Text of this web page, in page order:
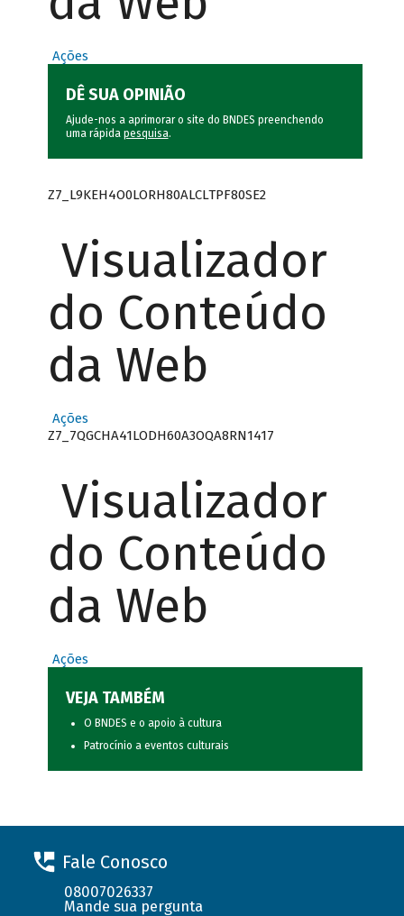
Ações
DÊ SUA OPINIÃO
Ajude-nos a aprimorar o site do BNDES preenchendo
uma rápida pesquisa.
Z7_L9KEH4O0LORH80ALCLTPF80SE2
Visualizador
do Conteúdo
da Web
Ações
Z7_7QGCHA41LODH60A3OQA8RN1417
Visualizador
do Conteúdo
da Web
Ações
VEJA TAMBÉM
O BNDES e o apoio à cultura
Patrocínio a eventos culturais
Fale Conosco
08007026337
Mande sua pergunta